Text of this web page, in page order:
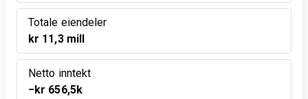
Totale eiendeler
kr 11,3 mill
Netto inntekt
−kr 656,5k